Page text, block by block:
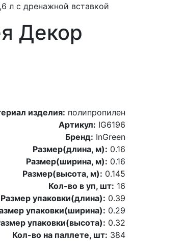
л с дренажной вставкой
Декор
изделия: полипропилен
Артикул: IG6196
Бренд: InGreen
Размер(длина, м): 0.16
Размер(ширина, м): 0.16
Размер(высота, м): 0.145
Кол-во в уп, шт: 16
Размер упаковки(длина): 0.39
упаковки(ширина): 0.29
упаковки(высота): 0.32
Кол-во на паллете, шт: 384